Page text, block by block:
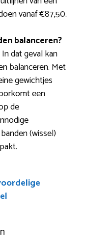
vanaf €87,50.
balanceren?
dat geval kan
balanceren. Met
gewichtjes
een
de
(wissel)